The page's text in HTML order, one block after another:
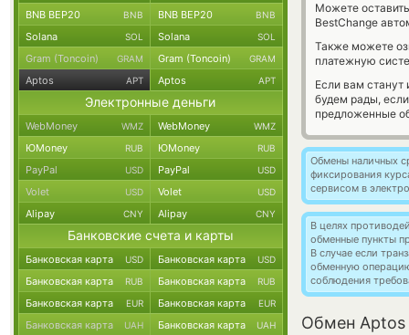
Можете
BestChange
Также можете
платежную
Если вам
будем рады,
предложенные
Обмены наличных
фиксирования
сервисом в
В целях
обменные пункты
В случае если
обменную
соблюдения
Обмен Aptos
BNB BEP20 BNB BNB BEP20 BNB
Solana SOL Solana SOL
Gram (Toncoin) GRAM Gram (Toncoin) GRAM
Aptos APT Aptos APT
Электронные деньги
WebMoney WMZ WebMoney WMZ
ЮMoney RUB ЮMoney RUB
PayPal USD PayPal USD
Volet USD Volet USD
Alipay CNY Alipay CNY
Банковские счета и карты
Банковская карта USD Банковская карта USD
Банковская карта RUB Банковская карта RUB
Банковская карта EUR Банковская карта EUR
Банковская карта UAH Банковская карта UAH